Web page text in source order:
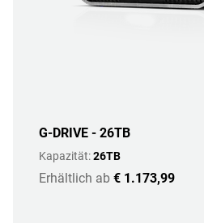
G-DRIVE - 26TB
Kapazität:26TB
Erhältlich ab € 1.173,99